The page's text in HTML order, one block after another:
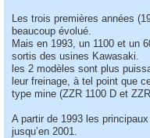
Les trois premières années
beaucoup évolué.
Mais en 1993, un 1100 et un
sortis des usines Kawasaki.
les 2 modèles sont plus
leur freinage, à tel point que
type mine (ZZR 1100 D et
A partir de 1993 les
jusqu’en 2001.